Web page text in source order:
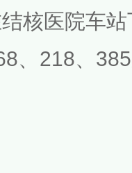
核医院车
、218、